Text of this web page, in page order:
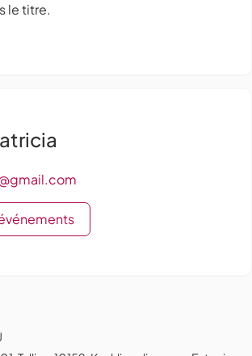
le titre.